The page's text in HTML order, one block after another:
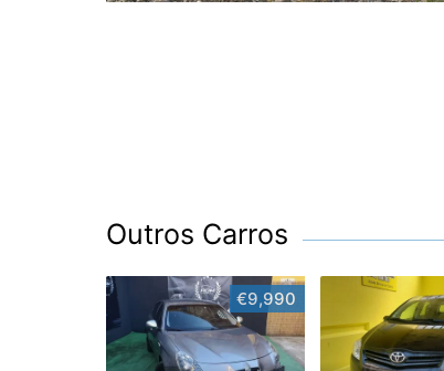
Outros Carros
€9,990